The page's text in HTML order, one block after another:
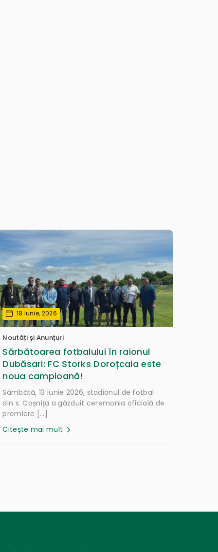
18 Iunie, 2026
Noutăți și Anunțuri
Sărbătoarea fotbalului în raionul
Dubăsari: FC Storks Doroțcaia este
noua campioană!
Sâmbătă, 13 iunie 2026, stadionul de fotbal
din s. Coșnița a găzduit ceremonia oficială de
premiere […]
Citește mai mult